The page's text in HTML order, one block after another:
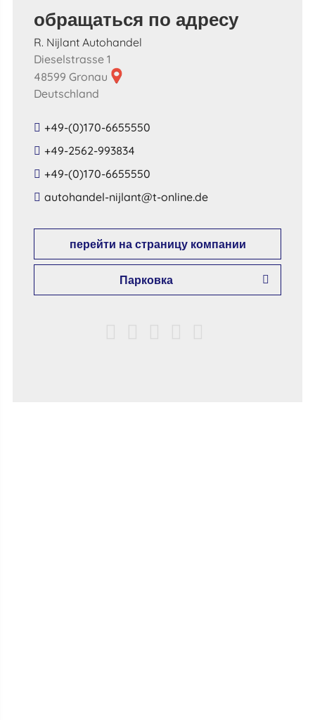
обращаться по адресу
R. Nijlant Autohandel
Dieselstrasse 1
48599 Gronau
Deutschland
+49-(0)170-6655550
+49-2562-993834
+49-(0)170-6655550
​autohandel​-​nijlant​@​t​-​online​.​de​
перейти на страницу компании
Парковка